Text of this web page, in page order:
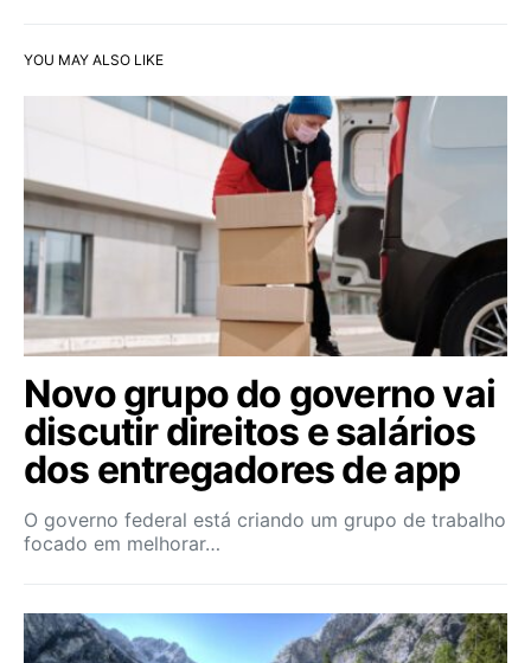
YOU MAY ALSO LIKE
Novo grupo do governo vai
discutir direitos e salários
dos entregadores de app
O governo federal está criando um grupo de trabalho
focado em melhorar…